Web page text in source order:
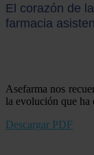
El corazón de
farmacia
Asefarma nos
la evolución que
Descargar PDF